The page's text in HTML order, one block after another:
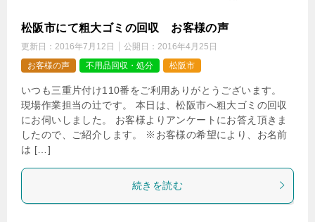
松阪市にて粗大ゴミの回収 お客様の声
更新日： 2016年7月12日 公開日： 2016年4月25日
お客様の声
不用品回収・処分 松阪市
いつも三重片付け110番をご利用ありがとうございます。
現場作業担当の辻です。 本日は、松阪市へ粗大ゴミの回収
にお伺いしました。 お客様よりアンケートにお答え頂きま
したので、ご紹介します。 ※お客様の希望により、お名前
は […]
続きを読む